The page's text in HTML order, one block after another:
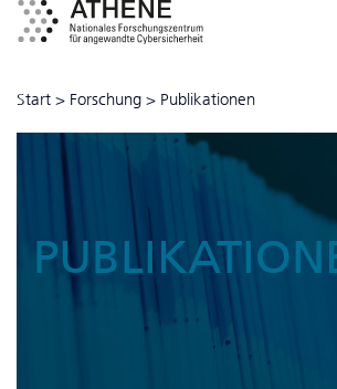
Start > Forschung > Publikationen